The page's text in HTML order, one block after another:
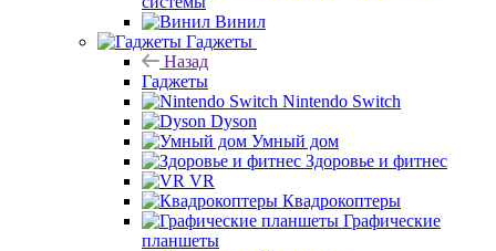
Винил
Гаджеты
Назад
Гаджеты
Nintendo Switch
Dyson
Умный дом
Здоровье и фитнес
VR
Квадрокоптеры
Графические
планшеты